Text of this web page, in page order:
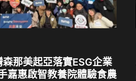
那美起亞落實ESG企業
惠啟智教養院體驗食農